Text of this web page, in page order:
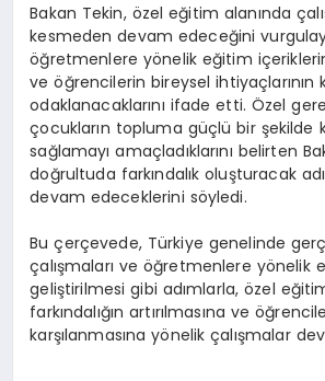
Bakan Tekin, özel eğitim alanında
kesmeden devam edeceğini
öğretmenlere yönelik eğitim
ve öğrencilerin bireysel ihtiyaçlarının
odaklanacaklarını ifade etti. Özel
çocukların topluma güçlü bir şekilde
sağlamayı amaçladıklarını belirten
doğrultuda farkındalık oluşturacak
devam edeceklerini söyledi.
Bu çerçevede, Türkiye genelinde
çalışmaları ve öğretmenlere yönelik
geliştirilmesi gibi adımlarla, özel
farkındalığın artırılmasına ve
karşılanmasına yönelik çalışmalar